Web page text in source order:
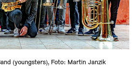
(youngsters), Foto: Martin Janzik